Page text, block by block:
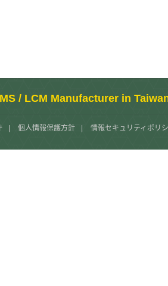
/ LCM Manufacturer in
個人情報保護方針 情報セキュリティポリ